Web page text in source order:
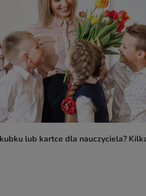
lub kartce dla nauczyciela?